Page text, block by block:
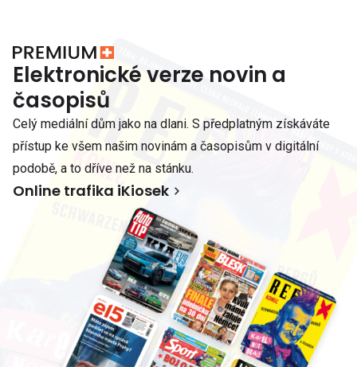
Elektronické verze novin a
časopisů
Celý mediální dům jako na dlani. S předplatným získáváte
přístup ke všem našim novinám a časopisům v digitální
podobě, a to dříve než na stánku.
Online trafika iKiosek